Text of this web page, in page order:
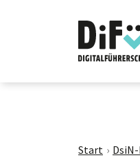
Start